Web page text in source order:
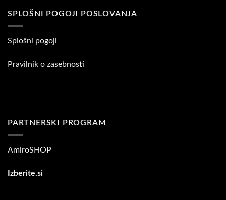
SPLOŠNI POGOJI POSLOVANJA
Splošni pogoji
Pravilnik o zasebnosti
PARTNERSKI PROGRAM
AmiroSHOP
Izberite.si